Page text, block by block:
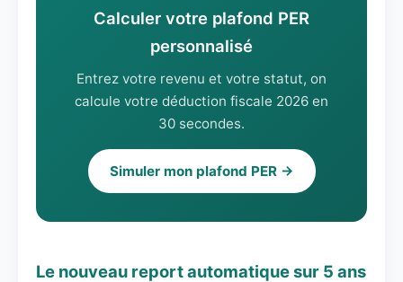
Calculer votre plafond PER
personnalisé
Entrez votre revenu et votre statut, on
calcule votre déduction fiscale 2026 en
30 secondes.
Simuler mon plafond PER →
Le nouveau report automatique sur 5 ans